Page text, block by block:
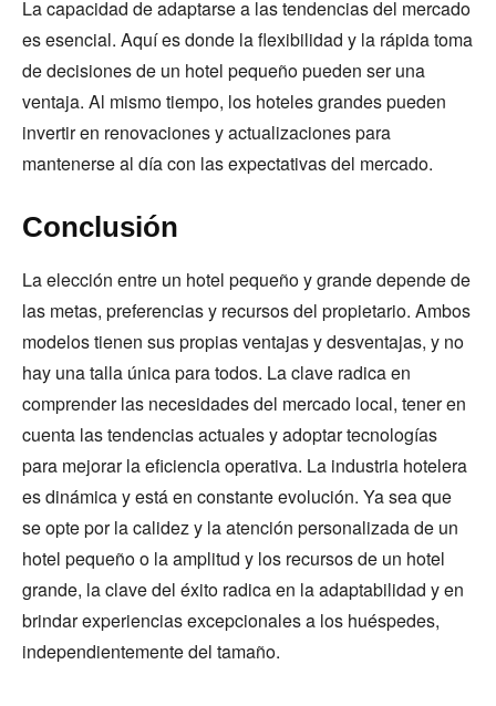
La capacidad de adaptarse a las tendencias del mercado
es esencial. Aquí es donde la flexibilidad y la rápida toma
de decisiones de un hotel pequeño pueden ser una
ventaja. Al mismo tiempo, los hoteles grandes pueden
invertir en renovaciones y actualizaciones para
mantenerse al día con las expectativas del mercado.
Conclusión
La elección entre un hotel pequeño y grande depende de
las metas, preferencias y recursos del propietario. Ambos
modelos tienen sus propias ventajas y desventajas, y no
hay una talla única para todos. La clave radica en
comprender las necesidades del mercado local, tener en
cuenta las tendencias actuales y adoptar tecnologías
para mejorar la eficiencia operativa. La industria hotelera
es dinámica y está en constante evolución. Ya sea que
se opte por la calidez y la atención personalizada de un
hotel pequeño o la amplitud y los recursos de un hotel
grande, la clave del éxito radica en la adaptabilidad y en
brindar experiencias excepcionales a los huéspedes,
independientemente del tamaño.